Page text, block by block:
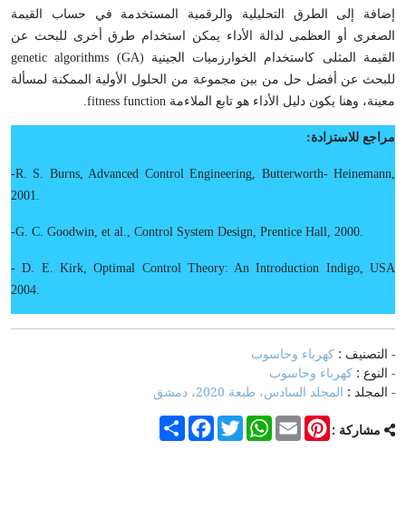
إضافة إلى الطرق التحليلية والرقمية المستخدمة في حساب القيمة
الصغرى أو العظمى لدالة الأداء يمكن استخدام طرق أخرى للبحث عن
القيمة المثلى كاستخدام الخوارزميات الجينية genetic algorithms (GA)
للبحث عن أفضل حل من بين مجموعة من الحلول الأولية الممكنة لمسألة
معينة، وهنا يكون دليل الأداء هو تابع الملاءمة fitness function.
مراجع للاستزادة:
-R. S. Burns, Advanced Control Engineering, Butterworth- Heinemann,
2001.
-G. C. Goodwin, et al., Control System Design, Prentice Hall, 2000.
- D. E. Kirk, Optimal Control Theory: An Introduction Indigo, USA
2004.
- التصنيف : كهرباء وحاسوب
- النوع : كهرباء وحاسوب
- المجلد : المجلد السادس، طبعة 2020، دمشق
مشاركة : Share
FacebookTwitter
WhatsAppEmail
Pinterest